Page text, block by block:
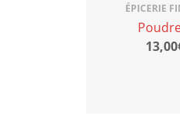
ÉPICERIE